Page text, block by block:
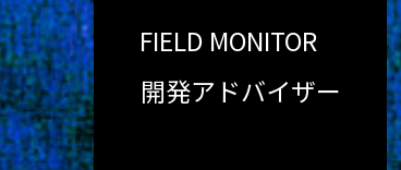
FIELD MONITOR
開発アドバイザー